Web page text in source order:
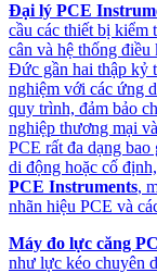
Đại lý PCE
cầu các thiết bị kiểm
cân và hệ thống
Đức gần hai thập kỷ
nghiệm với các ứng
quy trình, đảm bảo
nghiệp thương mại
PCE rất đa dạng
di động hoặc cố
PCE Instruments,
nhãn hiệu PCE và
Máy đo lực căng
như lực kéo chuyên